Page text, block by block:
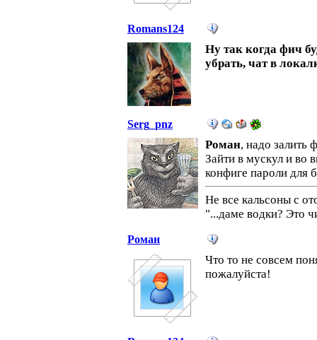
Romans124
Ну так когда фич
убрать, чат в
Serg_pnz
Роман, надо залить
Зайти в мускул и во
конфиге пароли для
Не все кальсоны с
"...даме водки? Это
Роман
Что то не совсем
пожалуйста!